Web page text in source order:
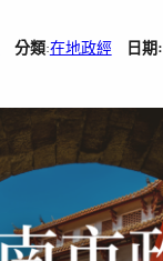
分類:在地政經日期: